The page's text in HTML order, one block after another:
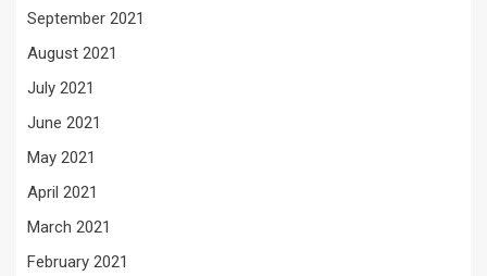
September 2021
August 2021
July 2021
June 2021
May 2021
April 2021
March 2021
February 2021